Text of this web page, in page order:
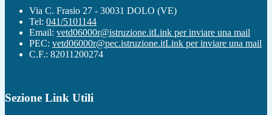
Via C. Frasio 27 - 30031 DOLO (VE)
Tel: 041/5101144
Email: vetd06000r@istruzione.itLink per inviare una mail
PEC: vetd06000r@pec.istruzione.itLink per inviare una mail
C.F.: 82011200274
Sezione Link Utili